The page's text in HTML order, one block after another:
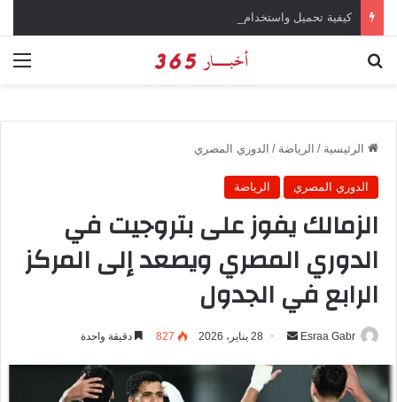
كيفية تحميل واستخدام تطبيق Canva للهواتف الذكية
الرئيسية / الرياضة / الدوري المصري
الدوري المصري الرياضة
الزمالك يفوز على بتروجيت في
الدوري المصري ويصعد إلى المركز
الرابع في الجدول
Esraa Gabr 28 يناير، 2026 827 دقيقة واحدة